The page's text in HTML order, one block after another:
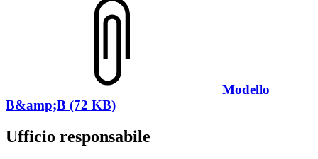
Modello
B&amp;B (72 KB)
Ufficio responsabile